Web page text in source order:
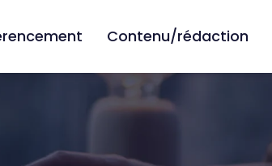
Contenu/rédaction